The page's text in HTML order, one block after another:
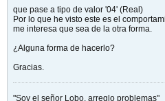
que pase a tipo de valor '04' (Real)
Por lo que he visto este es el
me interesa que sea de la otra forma.
¿Alguna forma de hacerlo?
Gracias.
"Soy el señor Lobo, arreglo problemas"